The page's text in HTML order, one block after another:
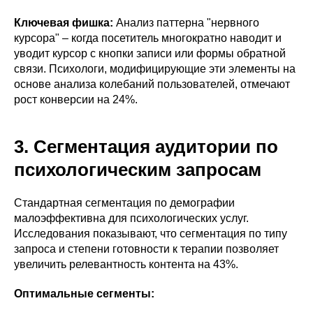
Ключевая фишка: Анализ паттерна "нервного
курсора" – когда посетитель многократно наводит и
уводит курсор с кнопки записи или формы обратной
связи. Психологи, модифицирующие эти элементы на
основе анализа колебаний пользователей, отмечают
рост конверсии на 24%.
3. Сегментация аудитории по
психологическим запросам
Стандартная сегментация по демографии
малоэффективна для психологических услуг.
Исследования показывают, что сегментация по типу
запроса и степени готовности к терапии позволяет
увеличить релевантность контента на 43%.
Оптимальные сегменты: